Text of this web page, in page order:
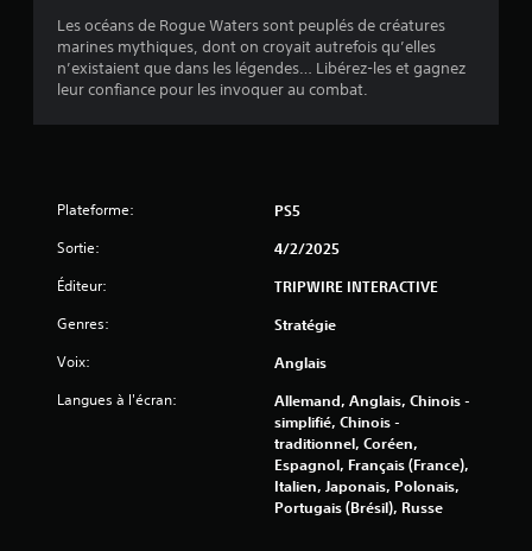
Les océans de Rogue Waters sont peuplés de créatures
marines mythiques, dont on croyait autrefois qu’elles
n’existaient que dans les légendes… Libérez-les et gagnez
leur confiance pour les invoquer au combat.
Plateforme: PS5
Sortie: 4/2/2025
Éditeur: TRIPWIRE INTERACTIVE
Genres: Stratégie
Voix: Anglais
Langues à l'écran:
Allemand, Anglais, Chinois -
simplifié, Chinois -
traditionnel, Coréen,
Espagnol, Français (France),
Italien, Japonais, Polonais,
Portugais (Brésil), Russe